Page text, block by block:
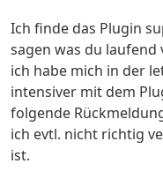
Ich finde das Plugin
sagen was du
ich habe mich in der
intensiver mit dem
folgende
ich evtl. nicht richtig
ist.